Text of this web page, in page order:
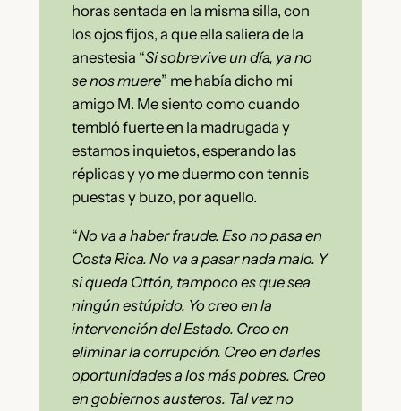
horas sentada en la misma silla, con
los ojos fijos, a que ella saliera de la
anestesia “Si sobrevive un día, ya no
se nos muere” me había dicho mi
amigo M. Me siento como cuando
tembló fuerte en la madrugada y
estamos inquietos, esperando las
réplicas y yo me duermo con tennis
puestas y buzo, por aquello.
“No va a haber fraude. Eso no pasa en
Costa Rica. No va a pasar nada malo. Y
si queda Ottón, tampoco es que sea
ningún estúpido. Yo creo en la
intervención del Estado. Creo en
eliminar la corrupción. Creo en darles
oportunidades a los más pobres. Creo
en gobiernos austeros. Tal vez no